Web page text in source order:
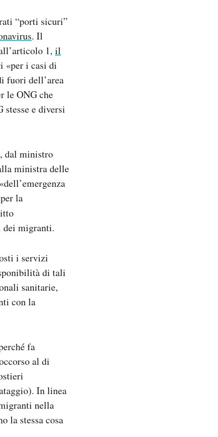
“porti sicuri”
. Il
1, il
«per i casi di
fuori dell’area
le ONG che
stesse e diversi
dal ministro
ministra delle
la
dei migranti.
i servizi
di tali
sanitarie,
con la
fa
al di
In linea
nella
la stessa cosa